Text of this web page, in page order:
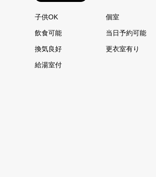
子供OK 個室
飲食可能 当日予約可能
換気良好 更衣室有り
給湯室付